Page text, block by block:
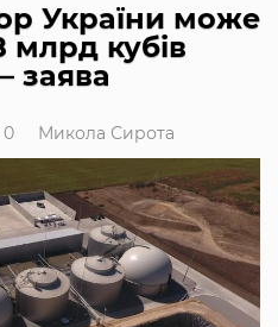
України може
млрд кубів
заява
0 Микола Сирота